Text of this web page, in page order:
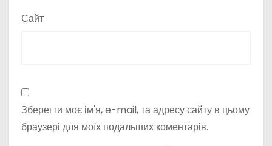
Сайт
Зберегти моє ім'я, e-mail, та адресу сайту в цьому
браузері для моїх подальших коментарів.